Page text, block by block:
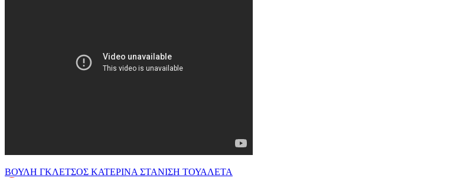
ΒΟΥΛΗ ΓΚΛΕΤΣΟΣ ΚΑΤΕΡΙΝΑ ΣΤΑΝΙΣΗ ΤΟΥΑΛΕΤΑ